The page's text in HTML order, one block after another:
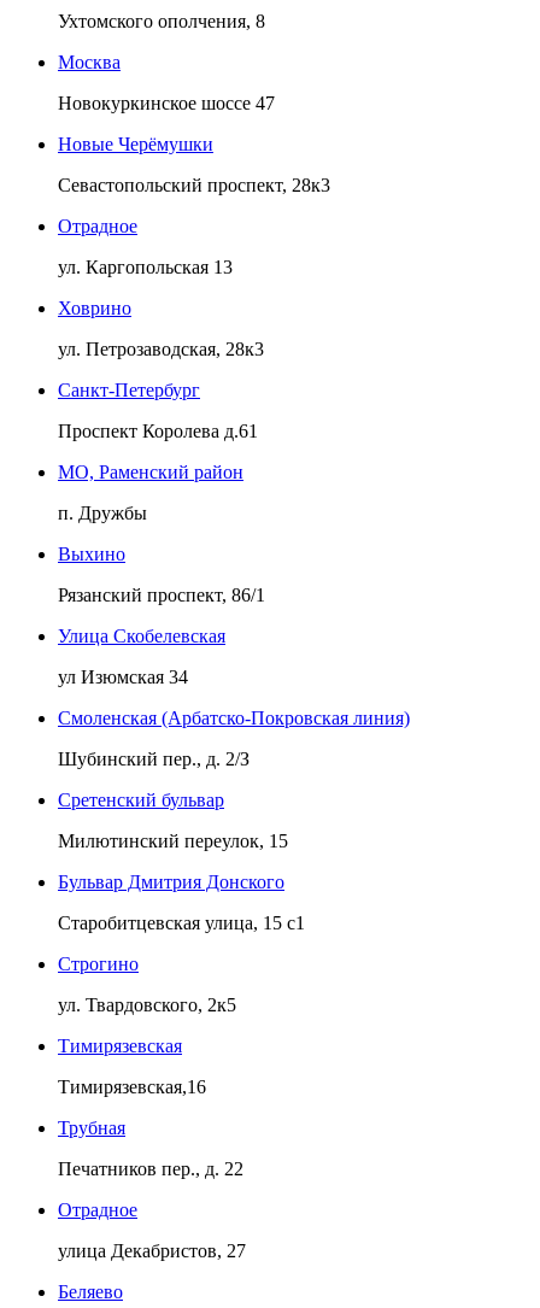
Ухтомского ополчения, 8
Москва
Новокуркинское шоссе 47
Новые Черёмушки
Севастопольский проспект, 28к3
Отрадное
ул. Каргопольская 13
Ховрино
ул. Петрозаводская, 28к3
Санкт-Петербург
Проспект Королева д.61
МО, Раменский район
п. Дружбы
Выхино
Рязанский проспект, 86/1
Улица Скобелевская
ул Изюмская 34
Смоленская (Арбатско-Покровская линия)
Шубинский пер., д. 2/З
Сретенский бульвар
Милютинский переулок, 15
Бульвар Дмитрия Донского
Старобитцевская улица, 15 с1
Строгино
ул. Твардовского, 2к5
Тимирязевская
Тимирязевская,16
Трубная
Печатников пер., д. 22
Отрадное
улица Декабристов, 27
Беляево